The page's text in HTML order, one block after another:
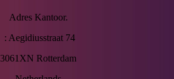
Adres Kantoor.
: Aegidiusstraat 74
3061XN Rotterdam